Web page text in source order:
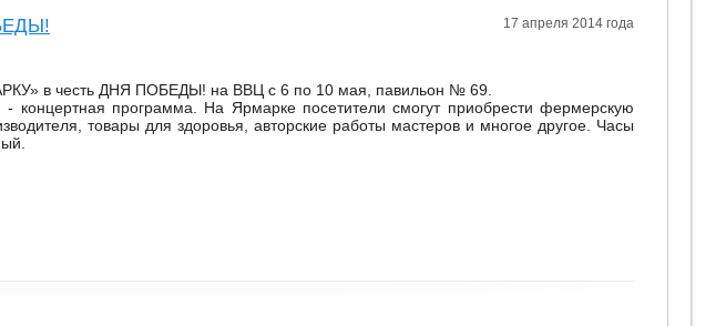
17 апреля 2014 года
в честь ДНЯ ПОБЕДЫ! на ВВЦ с 6 по 10 мая, павильон № 69.
концертная программа. На Ярмарке посетители смогут приобрести фермерскую
товары для здоровья, авторские работы мастеров и многое другое. Часы